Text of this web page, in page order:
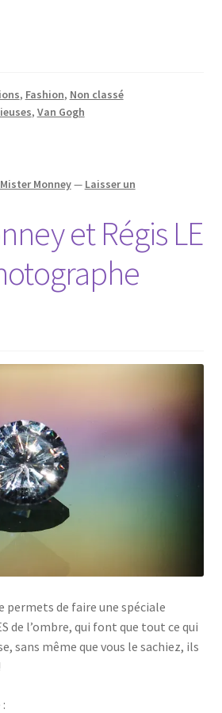
, Fashion, Non classé
, Van Gogh
Mister Monney— Laisser un
et Régis LE
permets de faire une spéciale
de l’ombre, qui font que tout ce qui
sans même que vous le sachiez, ils